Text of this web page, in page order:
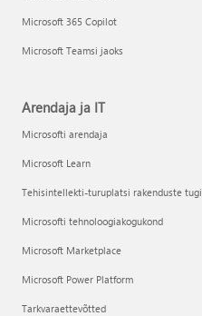
Microsoft 365 Copilot
Microsoft Teamsi jaoks
Arendaja ja IT
Microsofti arendaja
Microsoft Learn
Tehisintellekti-turuplatsi rakenduste tugi
Microsofti tehnoloogiakogukond
Microsoft Marketplace
Microsoft Power Platform
Tarkvaraettevõtted